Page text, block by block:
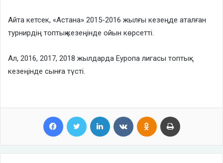
Айта кетсек, «Астана» 2015-2016 жылғы кезеңде аталған
турнирдің топтық кезеңінде ойын көрсетті.
Ал, 2016, 2017, 2018 жылдарда Еуропа лигасы топтық
кезеңінде сынға түсті.
Facebook Twitter LinkedIn VKontakteOdnoklassniki